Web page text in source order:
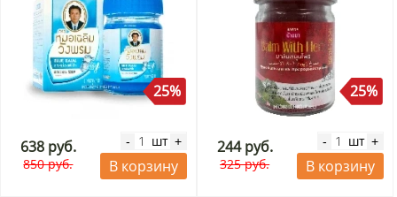
25%
638 руб.
850 руб.
- шт +
В корзину
25%
244 руб.
325 руб.
- шт +
В корзину